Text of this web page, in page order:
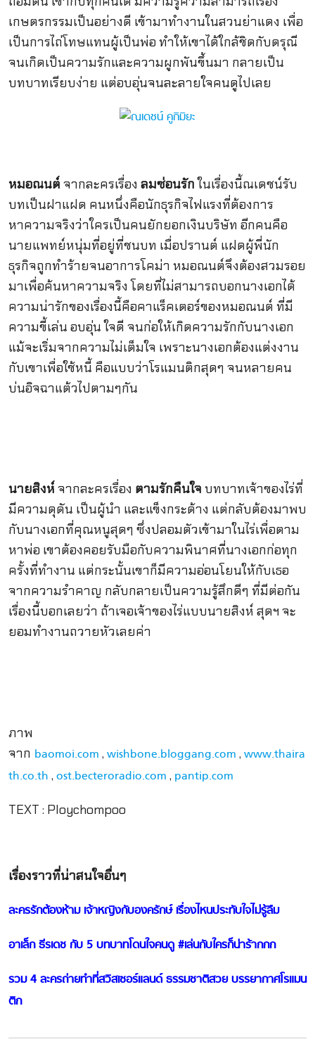
เกษตรกรรมเป็นอย่างดี เข้ามาทำงานในสวนย่าแดง เพื่อ
เป็นการไถ่โทษแทนผู้เป็นพ่อ ทำให้เขาได้ใกล้ชิดกับดรุณี
จนเกิดเป็นความรักและความผูกพันขึ้นมา กลายเป็น
บทบาทเรียบง่าย แต่อบอุ่นจนละลายใจคนดูไปเลย
หมอณนต์ จากละครเรื่อง ลมซ่อนรักในเรื่องนี้ณเดชน์รับ
บทเป็นฝาแฝด คนหนึ่งคือนักธุรกิจไฟแรงที่ต้องการ
หาความจริงว่าใครเป็นคนยักยอกเงินบริษัท อีกคนคือ
นายแพทย์หนุ่มที่อยู่ที่ชนบท เมื่อปรานต์ แฝดผู้พี่นัก
ธุรกิจถูกทำร้ายจนอาการโคม่า หมอณนต์จึงต้องสวมรอย
มาเพื่อค้นหาความจริง โดยที่ไม่สามารถบอกนางเอกได้
ความน่ารักของเรื่องนี้คือคาแร็คเตอร์ของหมอณนต์ ที่มี
ความขี้เล่น อบอุ่น ใจดี จนก่อให้เกิดความรักกับนางเอก
แม้จะเริ่มจากความไม่เต็มใจ เพราะนางเอกต้องแต่งงาน
กับเขาเพื่อใช้หนี้ คือแบบว่าโรแมนติกสุดๆ จนหลายคน
บ่นอิจฉาแต้วไปตามๆกัน
นายสิงห์ จากละครเรื่อง ตามรักคืนใจ บทบาทเจ้าของไร่ที่
มีความดุดัน เป็นผู้นำ และแข็งกระด้าง แต่กลับต้องมาพบ
กับนางเอกที่คุณหนูสุดๆ ซึ่งปลอมตัวเข้ามาในไร่เพื่อตาม
หาพ่อ เขาต้องคอยรับมือกับความพินาศที่นางเอกก่อทุก
ครั้งที่ทำงาน แต่กระนั้นเขาก็มีความอ่อนโยนให้กับเธอ
จากความรำคาญ กลับกลายเป็นความรู้สึกดีๆ ที่มีต่อกัน
เรื่องนี้บอกเลยว่า ถ้าเจอเจ้าของไร่แบบนายสิงห์ สุดฯ จะ
ยอมทำงานถวายหัวเลยค่า
ภาพ
จาก baomoi.com , wishbone.bloggang.com , www.thaira
th.co.th , ost.becteroradio.com , pantip.com
TEXT : Ploychompoo
เรื่องราวที่น่าสนใจอื่นๆ
ละครรักต้องห้าม เจ้าหญิงกับองครักษ์ เรื่องไหนประทับใจไม่รู้ลืม
อาเล็ก ธีรเดช กับ 5 บทบาทโดนใจคนดู #เล่นกับใครก็น่าร้ากกก
รวม 4 ละครถ่ายทำที่สวิสเซอร์แลนด์ ธรรมชาติสวย บรรยากาศโรแมน
ติก